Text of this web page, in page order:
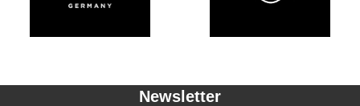
Newsletter